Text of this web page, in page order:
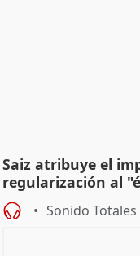
Saiz atribuye el
regularización al
Sonido Totales